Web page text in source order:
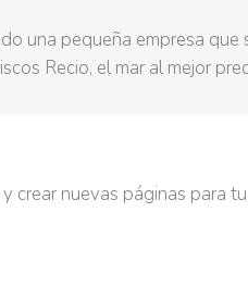
una pequeña empresa
Recio, el mar al mejor
crear nuevas páginas para